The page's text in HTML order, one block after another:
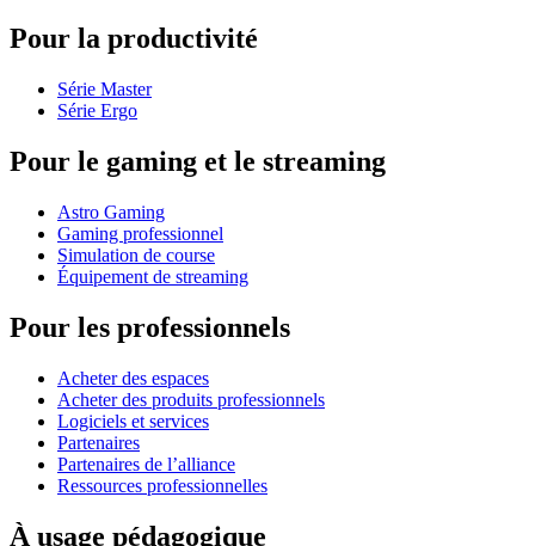
Pour la productivité
Série Master
Série Ergo
Pour le gaming et le streaming
Astro Gaming
Gaming professionnel
Simulation de course
Équipement de streaming
Pour les professionnels
Acheter des espaces
Acheter des produits professionnels
Logiciels et services
Partenaires
Partenaires de l’alliance
Ressources professionnelles
À usage pédagogique